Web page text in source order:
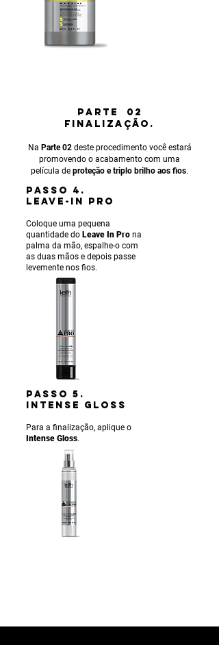
PARTE 02
FINALIZAÇÃO.
Na Parte 02deste procedimento você estará
promovendo o acabamento com uma
película de proteção e triplo brilho aos fios.
PASSO 4.
LEAVE-IN PRO
Coloque uma pequena
quantidade do Leave In Pro na
palma da mão, espalhe-o com
as duas mãos e depois passe
levemente nos fios.
PASSO 5.
INTENSE gLOSS
Para a finalização, aplique o
Intense Gloss.